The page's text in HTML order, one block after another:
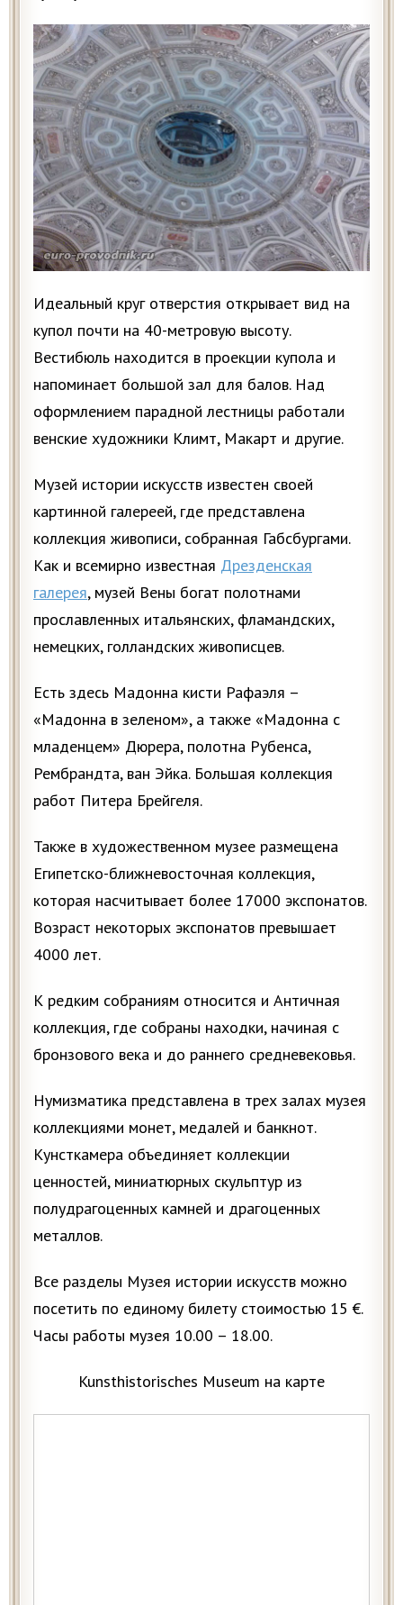
Идеальный круг отверстия открывает вид на
купол почти на 40-метровую высоту.
Вестибюль находится в проекции купола и
напоминает большой зал для балов. Над
оформлением парадной лестницы работали
венские художники Климт, Макарт и другие.
Музей истории искусств известен своей
картинной галереей, где представлена
коллекция живописи, собранная Габсбургами.
Как и всемирно известная Дрезденская
галерея, музей Вены богат полотнами
прославленных итальянских, фламандских,
немецких, голландских живописцев.
Есть здесь Мадонна кисти Рафаэля –
«Мадонна в зеленом», а также «Мадонна с
младенцем» Дюрера, полотна Рубенса,
Рембрандта, ван Эйка. Большая коллекция
работ Питера Брейгеля.
Также в художественном музее размещена
Египетско-ближневосточная коллекция,
которая насчитывает более 17000 экспонатов.
Возраст некоторых экспонатов превышает
4000 лет.
К редким собраниям относится и Античная
коллекция, где собраны находки, начиная с
бронзового века и до раннего средневековья.
Нумизматика представлена в трех залах музея
коллекциями монет, медалей и банкнот.
Кунсткамера объединяет коллекции
ценностей, миниатюрных скульптур из
полудрагоценных камней и драгоценных
металлов.
Все разделы Музея истории искусств можно
посетить по единому билету стоимостью 15 €.
Часы работы музея 10.00 – 18.00.
Kunsthistorisches Museum на карте